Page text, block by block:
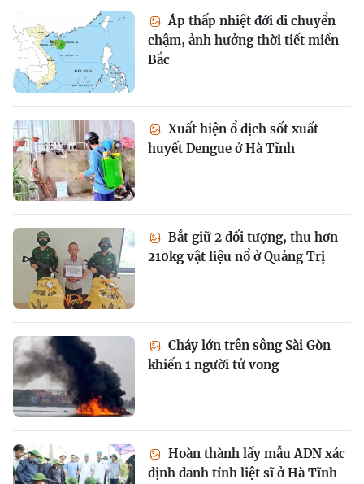
Áp thấp nhiệt đới di chuyển
chậm, ảnh hưởng thời tiết miền
Bắc
Xuất hiện ổ dịch sốt xuất
huyết Dengue ở Hà Tĩnh
Bắt giữ 2 đối tượng, thu hơn
210kg vật liệu nổ ở Quảng Trị
Cháy lớn trên sông Sài Gòn
khiến 1 người tử vong
Hoàn thành lấy mẫu ADN xác
định danh tính liệt sĩ ở Hà Tĩnh